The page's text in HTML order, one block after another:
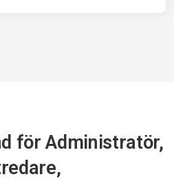
för Administratör,